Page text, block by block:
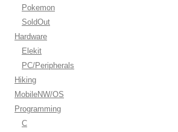
Pokemon
SoldOut
Hardware
Elekit
PC/Peripherals
Hiking
MobileNW/OS
Programming
C